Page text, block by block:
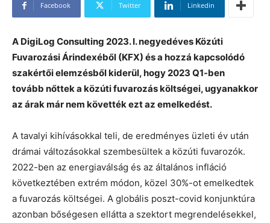
Facebook Twitter Linkedin
A DigiLog Consulting 2023. I. negyedéves Közúti
Fuvarozási Árindexéből (KFX) és a hozzá kapcsolódó
szakértői elemzésből kiderül, hogy 2023 Q1-ben
tovább nőttek a közúti fuvarozás költségei, ugyanakkor
az árak már nem követték ezt az emelkedést.
A tavalyi kihívásokkal teli, de eredményes üzleti év után
drámai változásokkal szembesültek a közúti fuvarozók.
2022-ben az energiaválság és az általános infláció
következtében extrém módon, közel 30%-ot emelkedtek
a fuvarozás költségei. A globális poszt-covid konjunktúra
azonban bőségesen ellátta a szektort megrendelésekkel,